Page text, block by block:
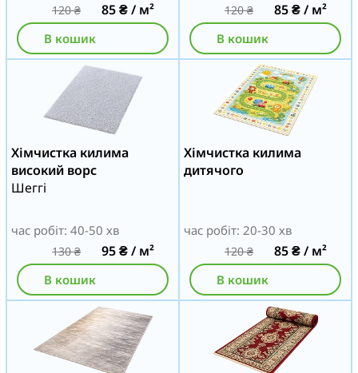
120₴ 85₴/ м²
В кошик
120₴ 85₴/ м²
В кошик
Хімчистка килима
високий ворс
Шеггі
час робіт: 40-50 хв
130₴ 95₴/ м²
В кошик
Хімчистка килима
дитячого
час робіт: 20-30 хв
120₴ 85₴/ м²
В кошик